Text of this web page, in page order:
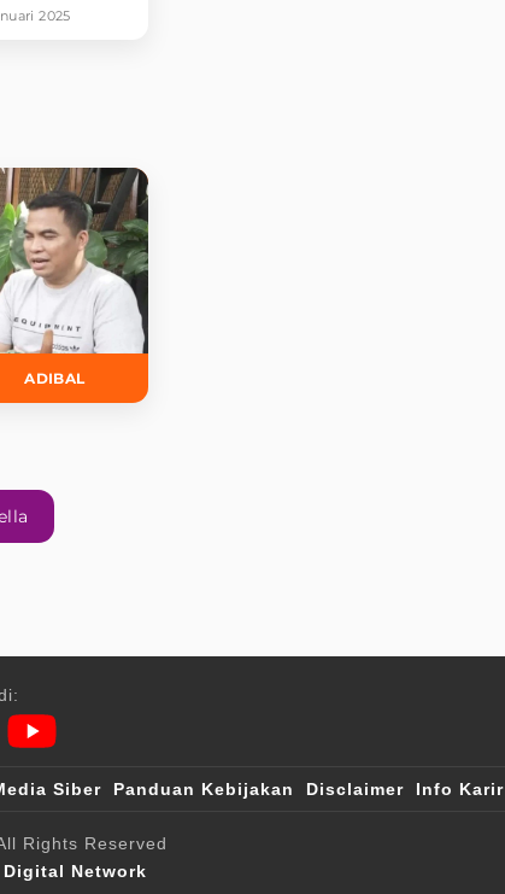
Tekan
2025
ADIBAL
Siber Panduan Kebijakan Disclaimer Info Karir
Rights Reserved
Digital Network